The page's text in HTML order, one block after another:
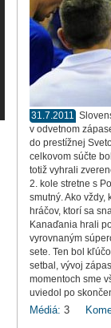
31.7.2011
v odvetnom
do prestížnej
celkovom súčte
totiž vyhrali
2. kole stretne s
smutný. Ako
hráčov, ktorí sa
Kanaďania hrali
vyrovnaným
sete. Ten bol
setbal, vývoj
momentoch sme
uviedol po
Médiá: 3